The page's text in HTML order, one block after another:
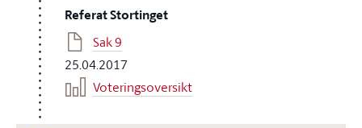
Referat Stortinget
Sak 9
25.04.2017
Voteringsoversikt